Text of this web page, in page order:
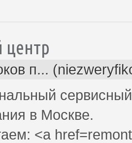
центр
п...
в Москве.
<a